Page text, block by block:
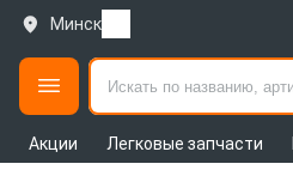
Минск
Акции Легковые запчасти